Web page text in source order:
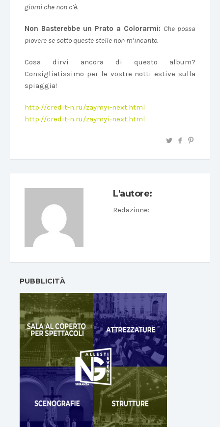
giorni che non c’è.
Non Basterebbe un Prato a Colorarmi: Che possa
piovere se sotto queste stelle non m’incanto.
Cosa dirvi ancora di questo album?
Consigliatissimo per le vostre notti estive sulla
spiaggia!
http://credit-n.ru/zaymyi-next.html
http://credit-n.ru/zaymyi-next.html
L'autore:
Redazione:
PUBBLICITÀ